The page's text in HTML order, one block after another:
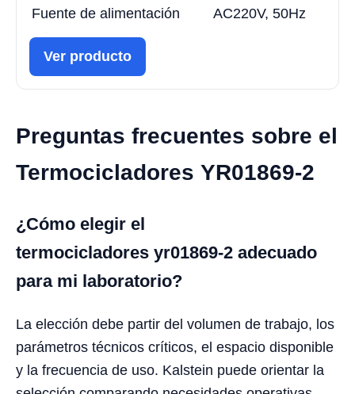
Fuente de alimentación AC220V, 50Hz
Ver producto
Preguntas frecuentes sobre el
Termocicladores YR01869-2
¿Cómo elegir el
termocicladores yr01869-2 adecuado
para mi laboratorio?
La elección debe partir del volumen de trabajo, los
parámetros técnicos críticos, el espacio disponible
y la frecuencia de uso. Kalstein puede orientar la